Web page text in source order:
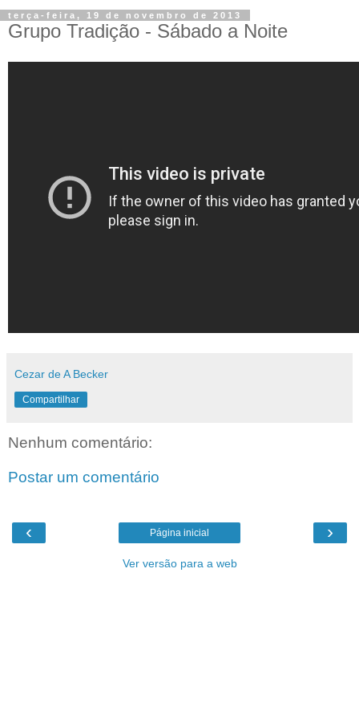
terça-feira, 19 de novembro de 2013
Grupo Tradição - Sábado a Noite
Cezar de A Becker
Compartilhar
Nenhum comentário:
Postar um comentário
‹ ›
Página inicial
Ver versão para a web